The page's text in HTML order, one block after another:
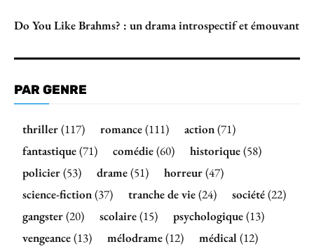
Do You Like Brahms? : un drama introspectif et émouvant
PAR GENRE
thriller(117) romance(111) action(71)
fantastique(71) comédie(60) historique(58)
policier(53) drame(51) horreur(47)
science-fiction(37) tranche de vie(24) société(22)
gangster(20) scolaire(15) psychologique(13)
vengeance(13) mélodrame(12) médical(12)